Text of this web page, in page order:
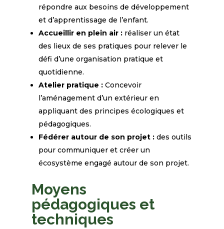
répondre aux besoins de développement
et d’apprentissage de l’enfant.
Accueillir en plein air :réaliser un état
des lieux de ses pratiques pour relever le
défi d’une organisation pratique et
quotidienne.
Atelier pratique :Concevoir
l’aménagement d’un extérieur en
appliquant des principes écologiques et
pédagogiques.
Fédérer autour de son projet :des outils
pour communiquer et créer un
écosystème engagé autour de son projet.
Moyens
pédagogiques et
techniques